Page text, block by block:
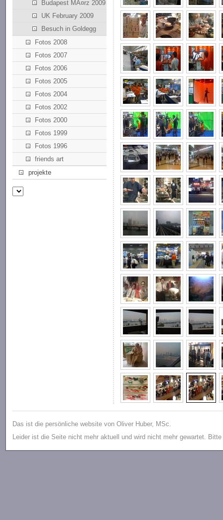
Budapest MÃ¤rz 2009
UK February 2009
Besuch in Goldegg
Fotos 2008
Fotos 2007
Fotos 2006
Fotos 2005
Fotos 2004
Fotos 2002
Fotos 2000
Fotos 1999
Fotos 1996
friends art
projekte
Das ist die persönliche website von Oliver Huber, MSc.
Leider ist die Seite nicht mehr aktuell und wird nicht mehr gewartet.